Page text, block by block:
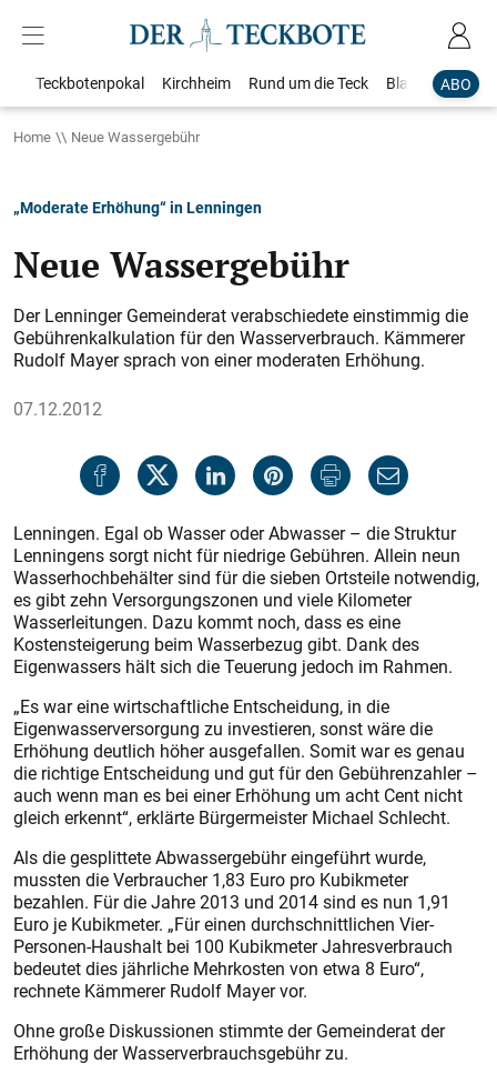
ABO
Teckbotenpokal Kirchheim Rund um die Teck Blaulicht
Home Neue Wassergebühr
„Moderate Erhöhung“ in Lenningen
Neue Wassergebühr
Der Lenninger Gemeinderat verabschiedete einstimmig die
Gebührenkalkulation für den Wasserverbrauch. Kämmerer
Rudolf Mayer sprach von einer moderaten Erhöhung.
07.12.2012
Lenningen. Egal ob Wasser oder Abwasser – die Struktur
Lenningens sorgt nicht für niedrige Gebühren. Allein neun
Wasserhochbehälter sind für die sieben Ortsteile notwendig,
es gibt zehn Versorgungszonen und viele Kilometer
Wasserleitungen. Dazu kommt noch, dass es eine
Kostensteigerung beim Wasserbezug gibt. Dank des
Eigenwassers hält sich die Teuerung jedoch im Rahmen.
„Es war eine wirtschaftliche Entscheidung, in die
Eigenwasserversorgung zu investieren, sonst wäre die
Erhöhung deutlich höher ausgefallen. Somit war es genau
die richtige Entscheidung und gut für den Gebührenzahler –
auch wenn man es bei einer Erhöhung um acht Cent nicht
gleich erkennt“, erklärte Bürgermeister Michael Schlecht.
Als die gesplittete Abwassergebühr eingeführt wurde,
mussten die Verbraucher 1,83 Euro pro Kubikmeter
bezahlen. Für die Jahre 2013 und 2014 sind es nun 1,91
Euro je Kubikmeter. „Für einen durchschnittlichen Vier-
Personen-Haushalt bei 100 Kubikmeter Jahresverbrauch
bedeutet dies jährliche Mehrkosten von etwa 8 Euro“,
rechnete Kämmerer Rudolf Mayer vor.
Ohne große Diskussionen stimmte der Gemeinderat der
Erhöhung der Wasserverbrauchsgebühr zu.